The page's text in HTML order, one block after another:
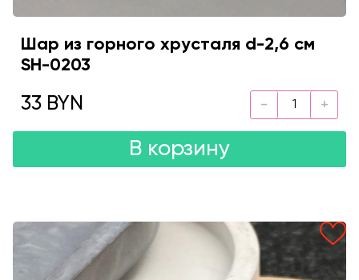
Шар из горного хрусталя d-2,6 см
SH-0203
33 BYN
В корзину